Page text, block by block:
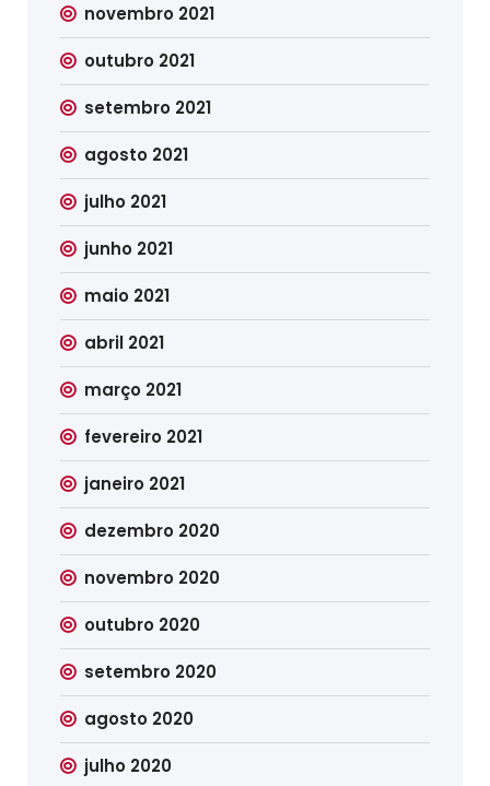
novembro 2021
outubro 2021
setembro 2021
agosto 2021
julho 2021
junho 2021
maio 2021
abril 2021
março 2021
fevereiro 2021
janeiro 2021
dezembro 2020
novembro 2020
outubro 2020
setembro 2020
agosto 2020
julho 2020